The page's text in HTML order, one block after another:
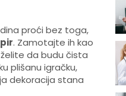
proći bez toga,
. Zamotajte ih kao
da budu čista
plišanu igračku,
dekoracija stana